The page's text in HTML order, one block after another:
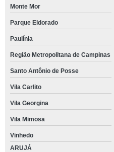
Monte Mor
Parque Eldorado
Paulínia
Região Metropolitana de Campinas
Santo Antônio de Posse
Vila Carlito
Vila Georgina
Vila Mimosa
Vinhedo
ARUJÁ